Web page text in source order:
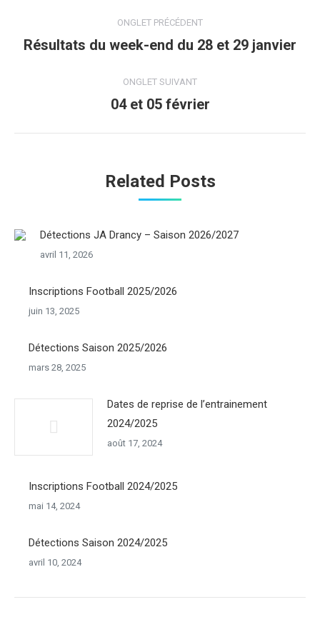
de
commentaire
ONGLET PRÉCÉDENT
Onglet
Résultats du week-end du 28 et 29 janvier
ONGLET SUIVANT
Onglet
04 et 05 février
Related Posts
Détections JA Drancy – Saison 2026/2027
avril 11, 2026
Inscriptions Football 2025/2026
juin 13, 2025
Détections Saison 2025/2026
mars 28, 2025
Dates de reprise de l’entrainement
2024/2025
août 17, 2024
Inscriptions Football 2024/2025
mai 14, 2024
Détections Saison 2024/2025
avril 10, 2024